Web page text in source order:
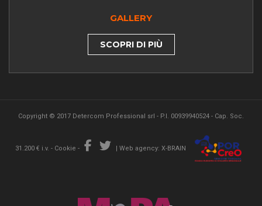
GALLERY
SCOPRI DI PIÙ
Copyright © 2017 Detercom Professional srl - P.I. 00939940524 - Cap. Soc.
31.200 € i.v. - Cookie - | Web agency: X-BRAIN